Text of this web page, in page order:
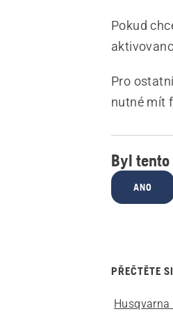
Pokud
Pro
nutné mít
Byl
ANO
PŘEČTĚTE
Husqvarna